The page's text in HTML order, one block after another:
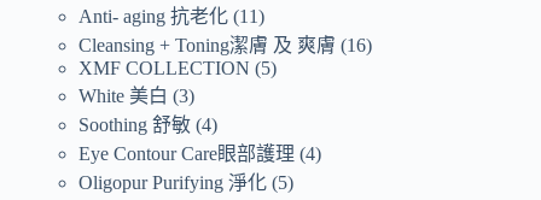
Anti- aging 抗老化 11
Cleansing + Toning潔膚 及 爽膚
16
XMF COLLECTION
5
White 美白
3
Soothing 舒敏 4
Eye Contour Care眼部護理 4
Oligopur Purifying 淨化 5